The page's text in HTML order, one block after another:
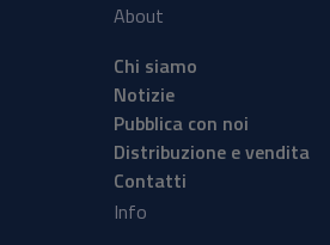
About
Chi siamo
Notizie
Pubblica con noi
Distribuzione e vendita
Contatti
Info